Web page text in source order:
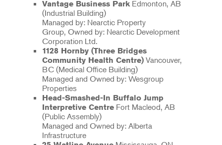
Vantage Business Park Edmonton, AB
(Industrial Building)
Managed by: Nearctic Property
Group, Owned by: Nearctic Development
Corporation Ltd.
1128 Hornby (Three Bridges
Community Health Centre) Vancouver,
BC (Medical Office Building)
Managed and Owned by: Wesgroup
Properties
Head-Smashed-In Buffalo Jump
Interpretive Centre Fort Macleod, AB
(Public Assembly)
Managed and Owned by: Alberta
Infrastructure